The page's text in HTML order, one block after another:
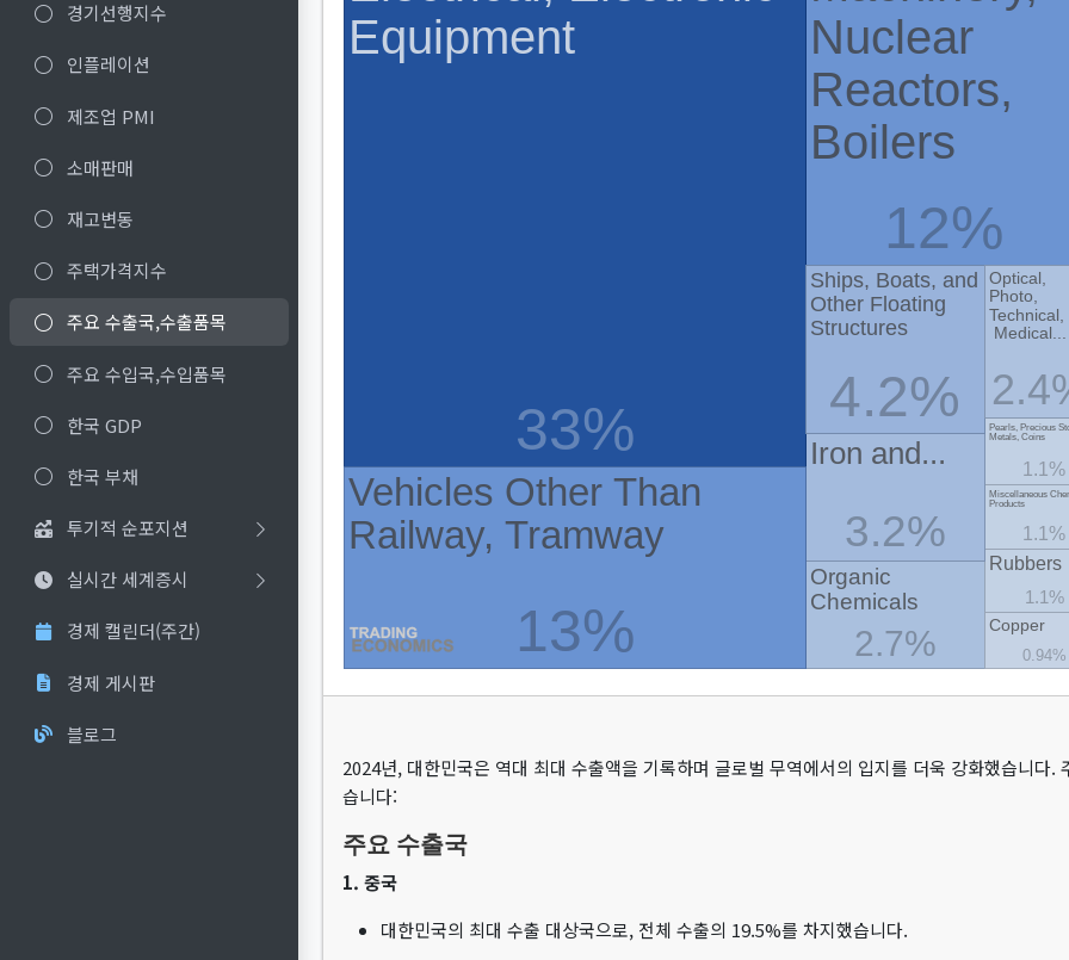
경기선행지수
인플레이션
제조업 PMI
소매판매
재고변동
주택가격지수
주요 수출국,수출품목
주요 수입국,수입품목
한국 GDP
한국 부채
투기적 순포지션
실시간 세계증시
경제 캘린더(주간)
경제 게시판
블로그
2024년, 대한민국은 역대 최대 수출액을 기록하며 글로벌 무역에서의 입지를 더욱 강화했습니다.
습니다:
주요 수출국
1. 중국
대한민국의 최대 수출 대상국으로, 전체 수출의 19.5%를 차지했습니다.